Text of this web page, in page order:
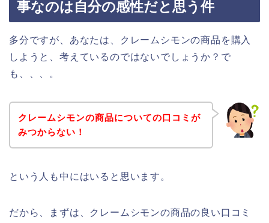
事なのは自分の感性だと思う件
多分ですが、あなたは、クレームシモンの商品を購入
しようと、考えているのではないでしょうか？で
も、、、。
クレームシモンの商品についての口コミが
みつからない！
という人も中にはいると思います。
だから、まずは、クレームシモンの商品の良い口コミ